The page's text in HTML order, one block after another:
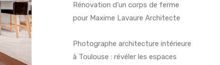
Rénovation d’un corps de ferme
pour Maxime Lavaure Architecte
Photographe architecture intérieure
à Toulouse : révéler les espaces